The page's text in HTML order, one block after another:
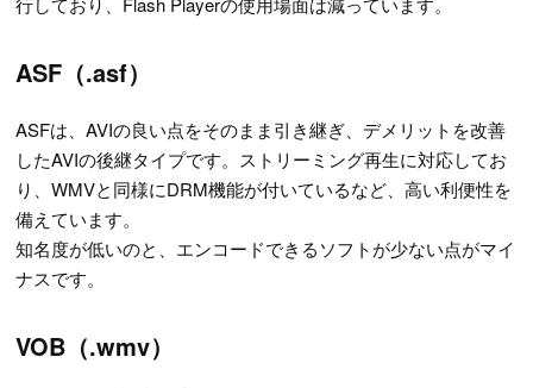
ASF（.asf）
ASFは、AVIの良い点をそのまま引き継ぎ、デメリットを改善
したAVIの後継タイプです。ストリーミング再生に対応してお
り、WMVと同様にDRM機能が付いているなど、高い利便性を
備えています。
知名度が低いのと、エンコードできるソフトが少ない点がマイ
ナスです。
VOB（.wmv）